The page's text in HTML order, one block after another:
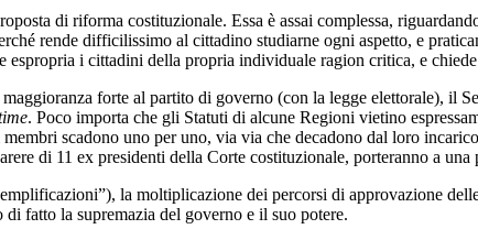
di riforma costituzionale. Essa è assai complessa,
rende difficilissimo al cittadino studiarne ogni aspetto, e
espropria i cittadini della propria individuale ragion critica, e
forte al partito di governo (con la legge elettorale), il
. Poco importa che gli Statuti di alcune Regioni vietino
scadono uno per uno, via via che decadono dal loro
di 11 ex presidenti della Corte costituzionale, porteranno a
la moltiplicazione dei percorsi di approvazione
fatto la supremazia del governo e il suo potere.